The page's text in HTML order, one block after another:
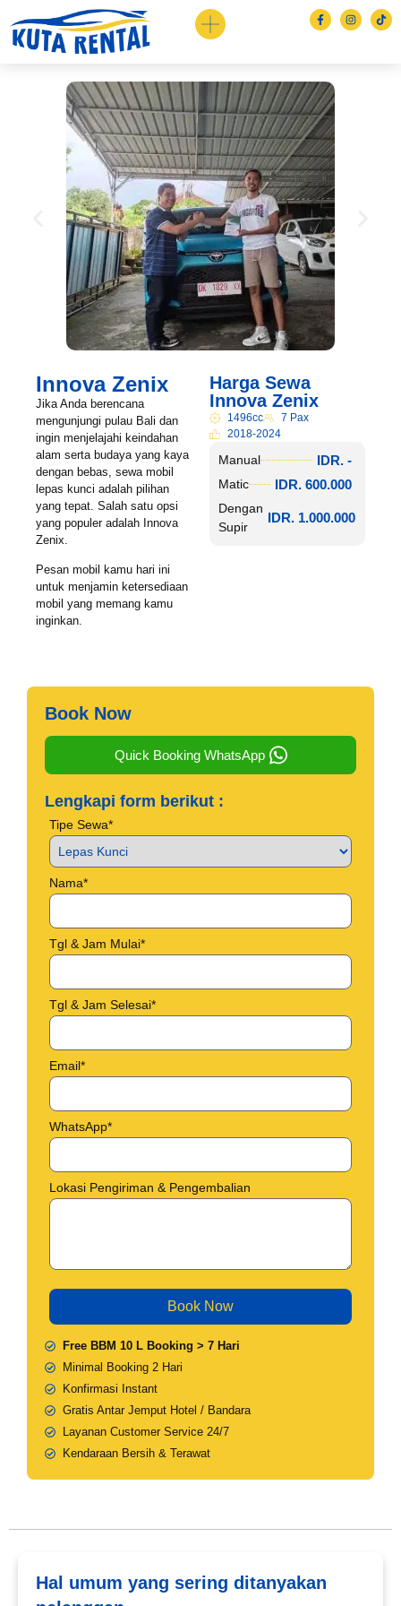
Innova Zenix
Jika Anda berencana
mengunjungi pulau Bali dan
ingin menjelajahi keindahan
alam serta budaya yang kaya
dengan bebas, sewa mobil
lepas kunci adalah pilihan
yang tepat. Salah satu opsi
yang populer adalah Innova
Zenix.
Pesan mobil kamu hari ini
untuk menjamin ketersediaan
mobil yang memang kamu
inginkan.
Harga Sewa
Innova Zenix
1496cc
7 Pax
2018-2024
Manual IDR. -
Matic IDR. 600.000
Dengan
Supir
IDR. 1.000.000
Book Now
Quick Booking WhatsApp
Lengkapi form berikut :
Tipe Sewa*
Nama*
Tgl & Jam Mulai*
Tgl & Jam Selesai*
Email*
WhatsApp*
Lokasi Pengiriman & Pengembalian
Free BBM 10 L Booking > 7 Hari
Minimal Booking 2 Hari
Konfirmasi Instant
Gratis Antar Jemput Hotel / Bandara
Layanan Customer Service 24/7
Kendaraan Bersih & Terawat
Hal umum yang sering ditanyakan